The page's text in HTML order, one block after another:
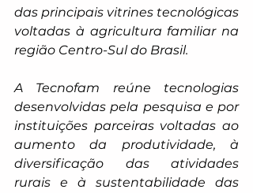
das principais vitrines tecnológicas
voltadas à agricultura familiar na
região Centro-Sul do Brasil.
A Tecnofam reúne tecnologias
desenvolvidas pela pesquisa e por
instituições parceiras voltadas ao
aumento da produtividade, à
diversificação das atividades
rurais e à sustentabilidade das